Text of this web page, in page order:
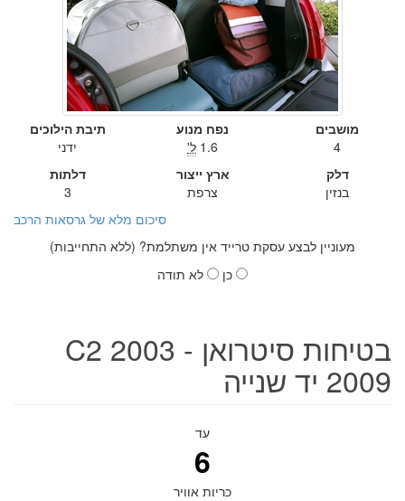
מושבים
4
נפח מנוע
1.6 ל'
תיבת הילוכים
ידני
דלק
בנזין
ארץ ייצור
צרפת
דלתות
3
סיכום מלא של גרסאות הרכב
מעוניין לבצע עסקת טרייד אין משתלמת? (ללא התחייבות)
כן
לא תודה
בטיחות סיטרואן C2 2003 -
2009 יד שנייה
עד
6
כריות אוויר